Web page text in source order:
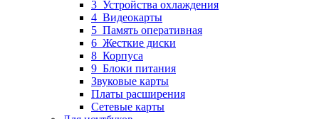
3_Устройства охлаждения
4_Видеокарты
5_Память оперативная
6_Жесткие диски
8_Корпуса
9_Блоки питания
Звуковые карты
Платы расширения
Сетевые карты